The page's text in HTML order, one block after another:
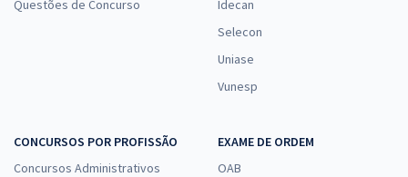
Questões de Concurso
Idecan
Selecon
Uniase
Vunesp
CONCURSOS POR PROFISSÃO
Concursos Administrativos
EXAME DE ORDEM
OAB